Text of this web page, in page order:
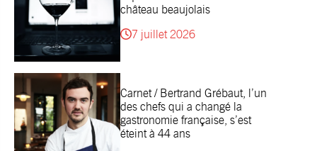
château beaujolais
7 juillet 2026
Carnet / Bertrand Grébaut, l’un
des chefs qui a changé la
gastronomie française, s’est
éteint à 44 ans